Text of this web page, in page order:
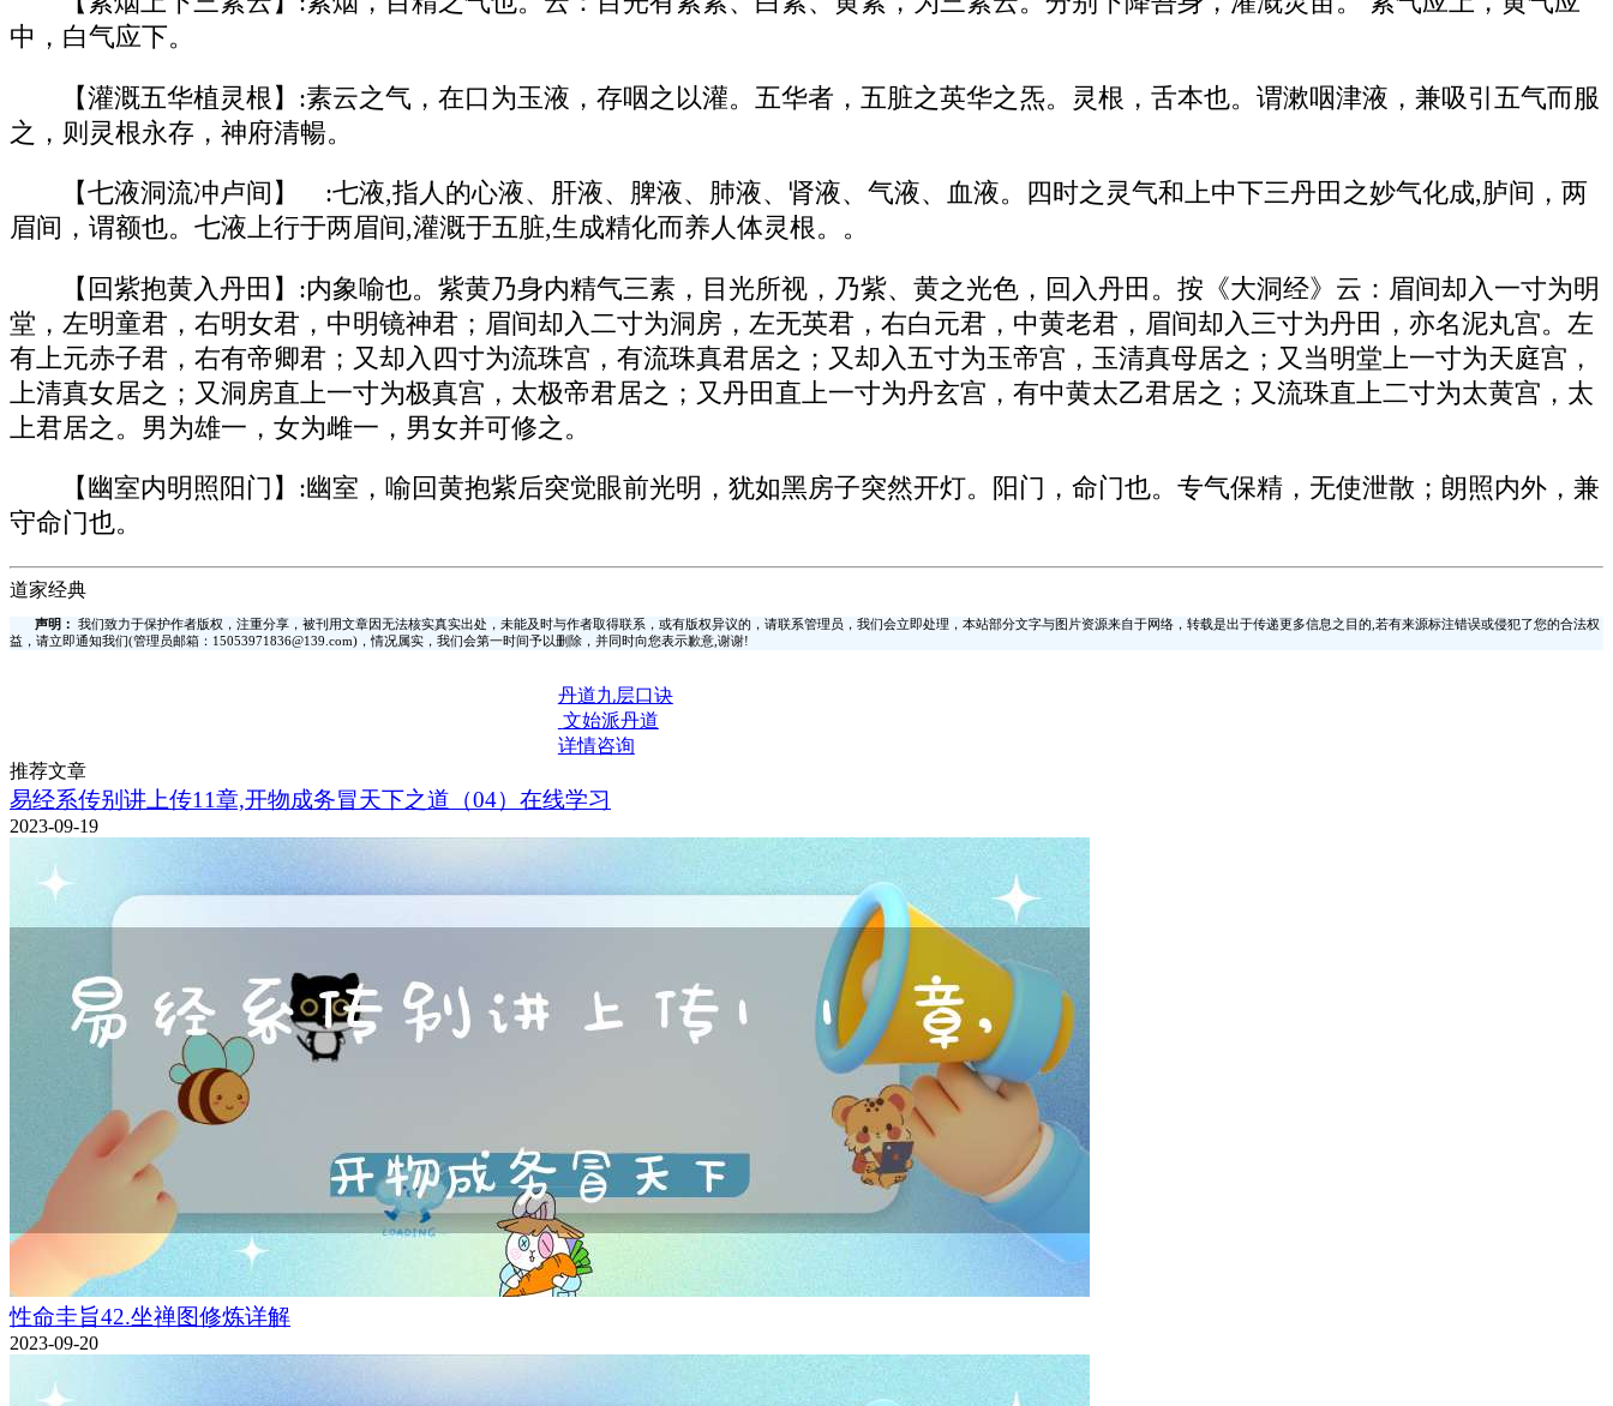
中，白气应下。
【灌溉五华植灵根】:素云之气，在口为玉液，存咽之以灌。五华者，五脏之英华之炁。灵根，舌本也。谓漱咽津液，兼吸引五气而服
之，则灵根永存，神府清暢。
【七液洞流冲卢间】 :七液,指人的心液、肝液、脾液、肺液、肾液、气液、血液。四时之灵气和上中下三丹田之妙气化成,胪间，两
眉间，谓额也。七液上行于两眉间,灌溉于五脏,生成精化而养人体灵根。。
【回紫抱黄入丹田】:内象喻也。紫黄乃身内精气三素，目光所视，乃紫、黄之光色，回入丹田。按《大洞经》云：眉间却入一寸为明
堂，左明童君，右明女君，中明镜神君；眉间却入二寸为洞房，左无英君，右白元君，中黄老君，眉间却入三寸为丹田，亦名泥丸宫。左
有上元赤子君，右有帝卿君；又却入四寸为流珠宫，有流珠真君居之；又却入五寸为玉帝宫，玉清真母居之；又当明堂上一寸为天庭宫，
上清真女居之；又洞房直上一寸为极真宫，太极帝君居之；又丹田直上一寸为丹玄宫，有中黄太乙君居之；又流珠直上二寸为太黄宫，太
上君居之。男为雄一，女为雌一，男女并可修之。
【幽室内明照阳门】:幽室，喻回黄抱紫后突觉眼前光明，犹如黑房子突然开灯。阳门，命门也。专气保精，无使泄散；朗照内外，兼
守命门也。
道家经典
声明：
我们致力于保护作者版权，注重分享，被刊用文章因无法核实真实出处，未能及时与作者取得联系，或有版权异议的，请联系管理员，我们会立即处理，本站部分文字与图片资源来自于网络，转载是出于传递更多信息之目的,若有来源标注错误或侵犯了您的合法权
益，请立即通知我们(管理员邮箱：15053971836@139.com)，情况属实，我们会第一时间予以删除，并同时向您表示歉意,谢谢!
丹道九层口诀
文始派丹道
详情咨询
推荐文章
易经系传别讲上传11章,开物成务冒天下之道（04）在线学习
2023-09-19
性命圭旨42.坐禅图修炼详解
2023-09-20